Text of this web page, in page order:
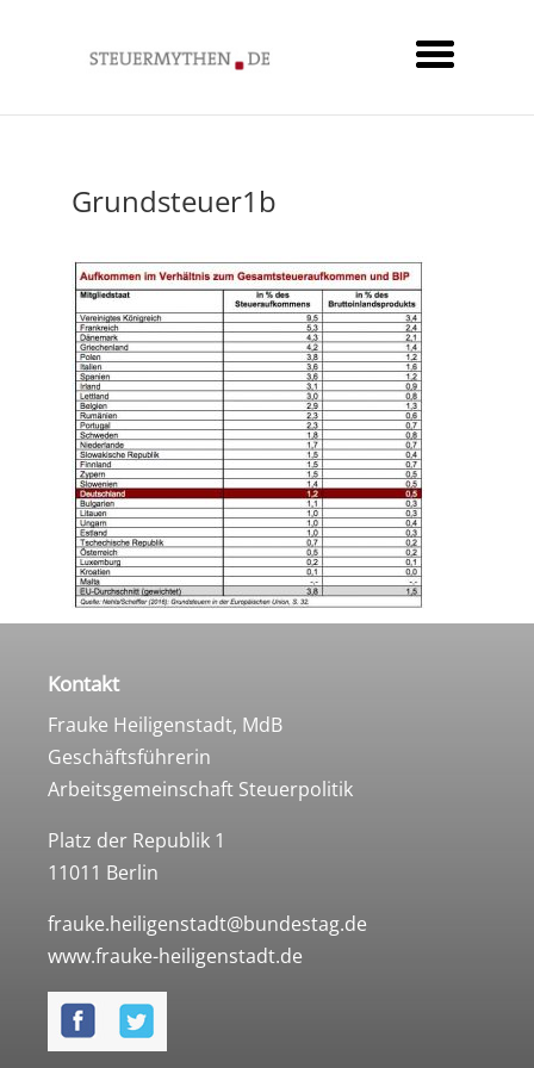
Grundsteuer1b
Kontakt
Frauke Heiligenstadt, MdB
Geschäftsführerin
Arbeitsgemeinschaft Steuerpolitik
Platz der Republik 1
11011 Berlin
frauke.heiligenstadt@bundestag.de
www.frauke-heiligenstadt.de